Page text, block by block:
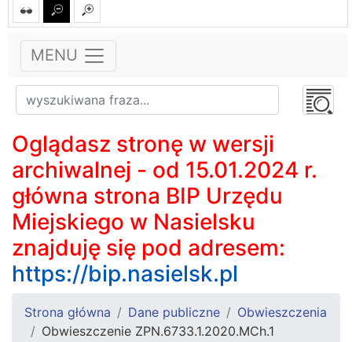
MENU
Oglądasz stronę w wersji
archiwalnej - od 15.01.2024 r.
główna strona BIP Urzędu
Miejskiego w Nasielsku
znajduję się pod adresem:
https://bip.nasielsk.pl
Strona główna Dane publiczne
Obwieszczenia
Obwieszczenie ZPN.6733.1.2020.MCh.1